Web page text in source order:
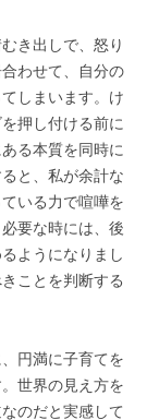
き出しで、怒り
わせて、自分の
しまいます。け
押し付ける前に
る本質を同時に
と、私が余計な
いる力で喧嘩を
要な時には、後
ようになりまし
ことを判断する
円満に子育てを
世界の見え方を
のだと実感して